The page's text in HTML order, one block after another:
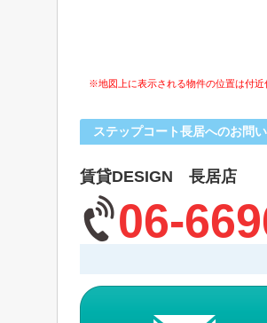
※地図上に表示される物件の位置は付近
ステップコート長居へのお問
賃貸DESIGN 長居店
06-